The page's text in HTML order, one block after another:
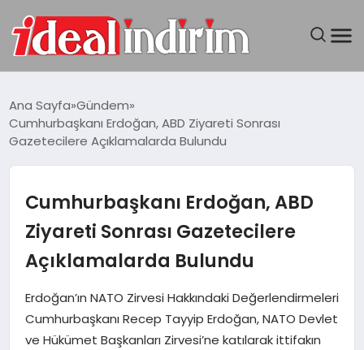
BILGISAYAR
TEKNOLOJI
YAŞAM
Ana Sayfa Gündem
Cumhurbaşkanı Erdoğan, ABD Ziyareti Sonrası
Gazetecilere Açıklamalarda Bulundu
Cumhurbaşkanı Erdoğan, ABD
Ziyareti Sonrası Gazetecilere
Açıklamalarda Bulundu
Erdoğan’ın NATO Zirvesi Hakkındaki Değerlendirmeleri
Cumhurbaşkanı Recep Tayyip Erdoğan, NATO Devlet
ve Hükümet Başkanları Zirvesi’ne katılarak ittifakın